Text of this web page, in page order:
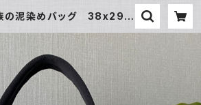
の泥染めバッグ 38x29c
ゾン屋 シピボ族の泥染めと
バッグと雑貨